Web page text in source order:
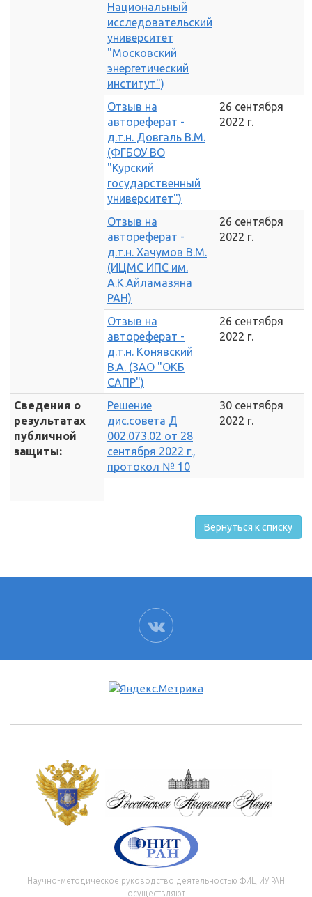
Национальный
исследовательский
университет
"Московский
энергетический
институт")
Отзыв на
автореферат -
д.т.н. Довгаль В.М.
(ФГБОУ ВО
"Курский
государственный
университет")
26 сентября
2022 г.
Отзыв на
автореферат -
д.т.н. Хачумов В.М.
(ИЦМС ИПС им.
А.К.Айламазяна
РАН)
26 сентября
2022 г.
Отзыв на
автореферат -
д.т.н. Конявский
В.А. (ЗАО "ОКБ
САПР")
26 сентября
2022 г.
Сведения о
результатах
публичной
защиты:
Решение
дис.совета Д
002.073.02 от 28
сентября 2022 г.,
протокол № 10
30 сентября
2022 г.
Вернуться к списку
ВК
Научно-методическое руководство деятельностью ФИЦ ИУ РАН
осуществляют